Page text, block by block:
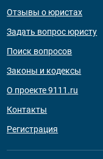
Отзывы о юристах
Задать вопрос юристу
Поиск вопросов
Законы и кодексы
О проекте 9111.ru
Контакты
Регистрация